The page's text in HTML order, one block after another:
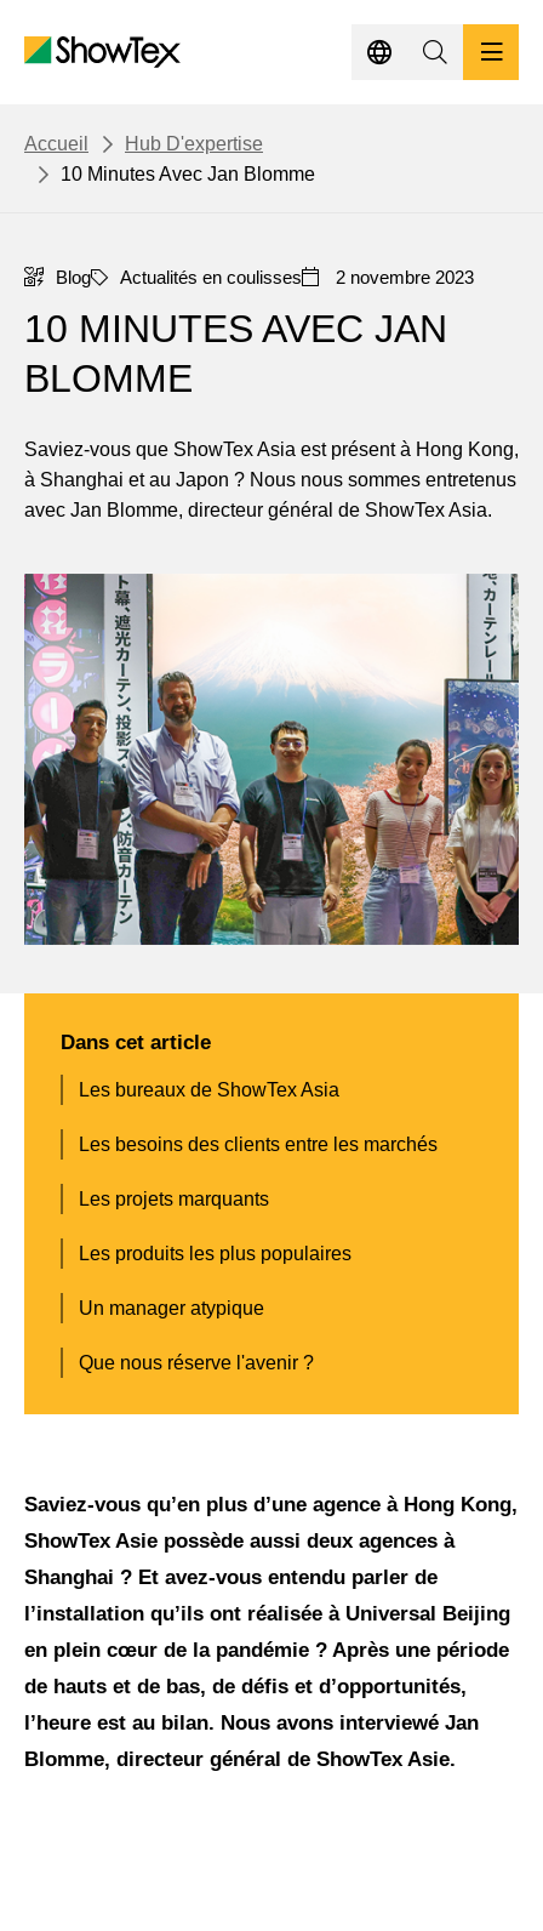
PRODUITS
HUB D'EXPERTISE
DURABILITÉ
CONTACT
OBTENIR UN DEVIS
Société
Carrière
Restez au courant
BREADCRUMB
Accueil
Hub D'expertise
10 Minutes Avec Jan Blomme
Blog Actualités en coulisses 2 novembre 2023
10 MINUTES AVEC JAN
BLOMME
Saviez-vous que ShowTex Asia est présent à Hong Kong,
à Shanghai et au Japon ? Nous nous sommes entretenus
avec Jan Blomme, directeur général de ShowTex Asia.
Dans cet article
Les bureaux de ShowTex Asia
Les besoins des clients entre les marchés
Les projets marquants
Les produits les plus populaires
Un manager atypique
Que nous réserve l'avenir ?
Saviez-vous qu’en plus d’une agence à Hong Kong,
ShowTex Asie possède aussi deux agences à
Shanghai ? Et avez-vous entendu parler de
l’installation qu’ils ont réalisée à Universal Beijing
en plein cœur de la pandémie ? Après une période
de hauts et de bas, de défis et d’opportunités,
l’heure est au bilan. Nous avons interviewé Jan
Blomme, directeur général de ShowTex Asie.